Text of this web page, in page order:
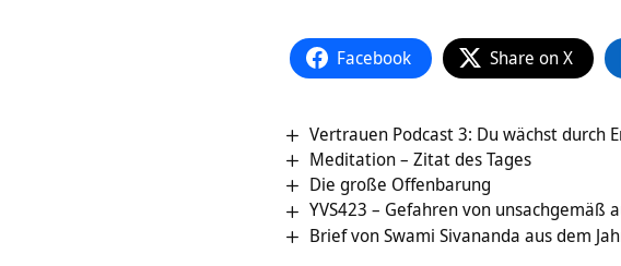
Facebook Share on X
Vertrauen Podcast 3: Du wächst durch
Meditation – Zitat des Tages
Die große Offenbarung
YVS423 – Gefahren von unsachgemäß
Brief von Swami Sivananda aus dem